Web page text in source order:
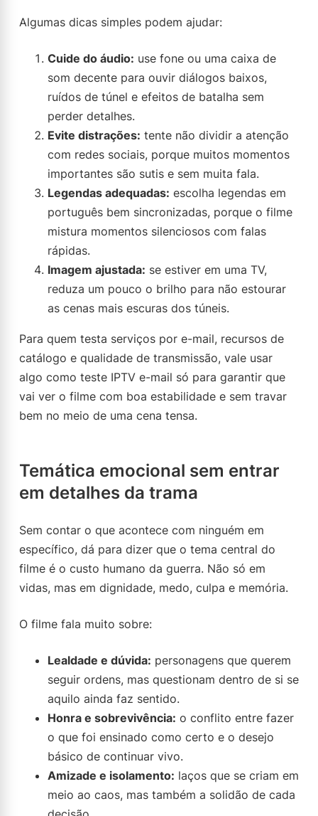
Algumas dicas simples podem ajudar:
Cuide do áudio: use fone ou uma caixa de
som decente para ouvir diálogos baixos,
ruídos de túnel e efeitos de batalha sem
perder detalhes.
Evite distrações: tente não dividir a atenção
com redes sociais, porque muitos momentos
importantes são sutis e sem muita fala.
Legendas adequadas: escolha legendas em
português bem sincronizadas, porque o filme
mistura momentos silenciosos com falas
rápidas.
Imagem ajustada: se estiver em uma TV,
reduza um pouco o brilho para não estourar
as cenas mais escuras dos túneis.
Para quem testa serviços por e-mail, recursos de
catálogo e qualidade de transmissão, vale usar
algo como teste IPTV e-mail só para garantir que
vai ver o filme com boa estabilidade e sem travar
bem no meio de uma cena tensa.
Temática emocional sem entrar
em detalhes da trama
Sem contar o que acontece com ninguém em
específico, dá para dizer que o tema central do
filme é o custo humano da guerra. Não só em
vidas, mas em dignidade, medo, culpa e memória.
O filme fala muito sobre:
Lealdade e dúvida: personagens que querem
seguir ordens, mas questionam dentro de si se
aquilo ainda faz sentido.
Honra e sobrevivência: o conflito entre fazer
o que foi ensinado como certo e o desejo
básico de continuar vivo.
Amizade e isolamento: laços que se criam em
meio ao caos, mas também a solidão de cada